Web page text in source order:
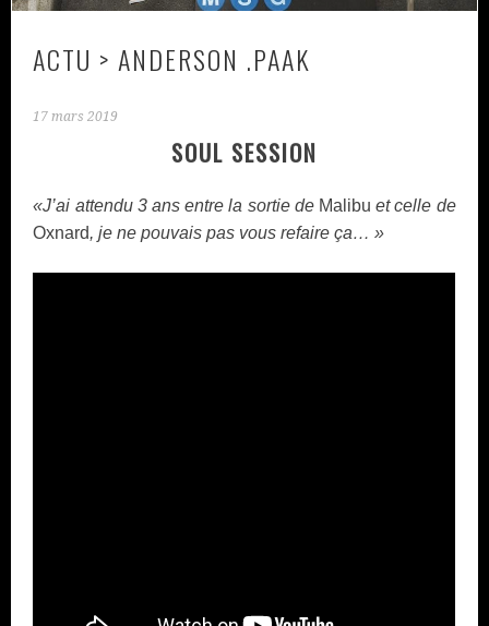
ACTU > ANDERSON .PAAK
17 mars 2019
SOUL SESSION
«J’ai attendu 3 ans entre la sortie de Malibu et celle de
Oxnard, je ne pouvais pas vous refaire ça… »